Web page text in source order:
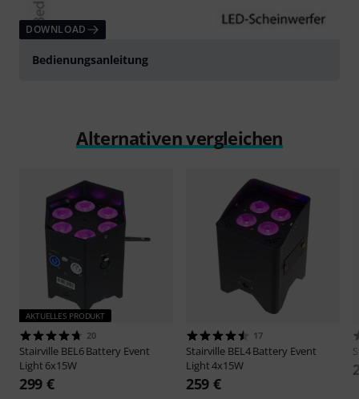
DOWNLOAD
Bedienungsanleitung
Alternativen vergleichen
AKTUELLES PRODUKT
20
Stairville BEL6 Battery Event
Light 6x15W
299 €
17
Stairville BEL4 Battery Event
Light 4x15W
259 €